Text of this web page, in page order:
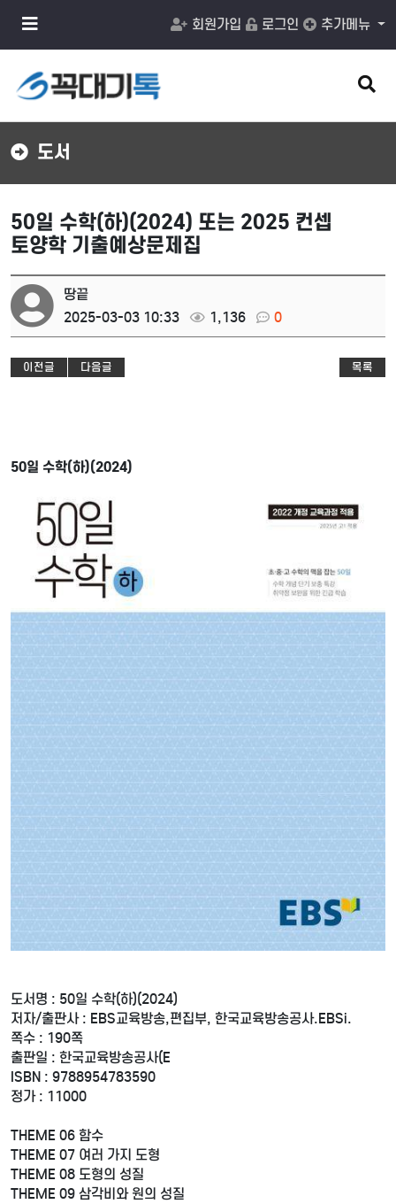
메
튼
회원가입 로그인 추가메뉴
검
색
버
도서
50일 수학(하)(2024) 또는 2025 컨셉
토양학 기출예상문제집
땅끝
2025-03-03 10:33
1,136 0
이전글 다음글 목록
50일 수학(하)(2024)
도서명 : 50일 수학(하)(2024)
저자/출판사 : EBS교육방송,편집부, 한국교육방송공사.EBSi.
쪽수 : 190쪽
출판일 : 한국교육방송공사(E
ISBN : 9788954783590
정가 : 11000
THEME 06 함수
THEME 07 여러 가지 도형
THEME 08 도형의 성질
THEME 09 삼각비와 원의 성질